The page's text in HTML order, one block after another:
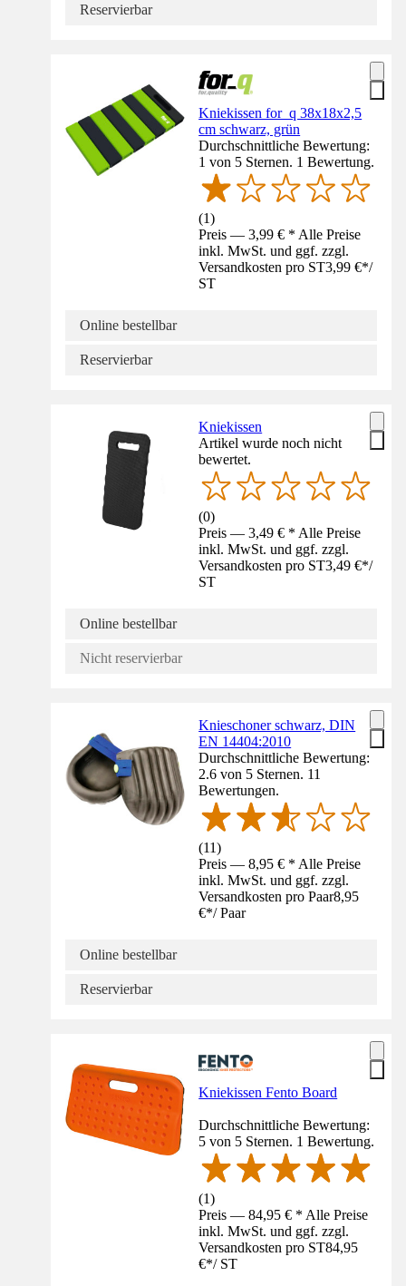
Reservierbar
Kniekissen for_q 38x18x2,5
cm schwarz, grün
Durchschnittliche Bewertung:
1 von 5 Sternen. 1 Bewertung.
(1)
Preis — 3,99 € * Alle Preise
inkl. MwSt. und ggf. zzgl.
Versandkosten pro ST3,99 €*/
ST
Online bestellbar
Reservierbar
Kniekissen
Artikel wurde noch nicht
bewertet.
(0)
Preis — 3,49 € * Alle Preise
inkl. MwSt. und ggf. zzgl.
Versandkosten pro ST3,49 €*/
ST
Online bestellbar
Nicht reservierbar
Knieschoner schwarz, DIN
EN 14404:2010
Durchschnittliche Bewertung:
2.6 von 5 Sternen. 11
Bewertungen.
(11)
Preis — 8,95 € * Alle Preise
inkl. MwSt. und ggf. zzgl.
Versandkosten pro Paar8,95
€*/ Paar
Online bestellbar
Reservierbar
Kniekissen Fento Board
Durchschnittliche Bewertung:
5 von 5 Sternen. 1 Bewertung.
(1)
Preis — 84,95 € * Alle Preise
inkl. MwSt. und ggf. zzgl.
Versandkosten pro ST84,95
€*/ ST